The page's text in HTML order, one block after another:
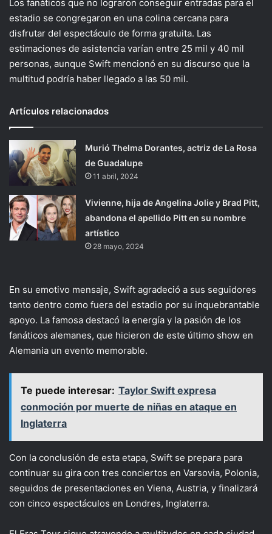
Los fanáticos que no lograron conseguir entradas para el
estadio se congregaron en una colina cercana para
disfrutar del espectáculo de forma gratuita. Las
estimaciones de asistencia varían entre 25 mil y 40 mil
personas, aunque Swift mencionó en su discurso que la
multitud podría haber llegado a las 50 mil.
Artículos relacionados
Murió Thelma Dorantes, actriz de La Rosa
de Guadalupe
11 abril, 2024
Vivienne, hija de Angelina Jolie y Brad Pitt,
abandona el apellido Pitt en su nombre
artístico
28 mayo, 2024
En su emotivo mensaje, Swift agradeció a sus seguidores
tanto dentro como fuera del estadio por su inquebrantable
apoyo. La famosa destacó la energía y la pasión de los
fanáticos alemanes, que hicieron de este último show en
Alemania un evento memorable.
Te puede interesar: Taylor Swift expresa
conmoción por muerte de niñas en ataque en
Inglaterra
Con la conclusión de esta etapa, Swift se prepara para
continuar su gira con tres conciertos en Varsovia, Polonia,
seguidos de presentaciones en Viena, Austria, y finalizará
con cinco espectáculos en Londres, Inglaterra.